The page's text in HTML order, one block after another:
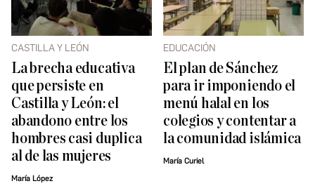
CASTILLA Y LEÓN
La brecha educativa
que persiste en
Castilla y León: el
abandono entre los
hombres casi duplica
al de las mujeres
María López
EDUCACIÓN
El plan de Sánchez
para ir imponiendo el
menú halal en los
colegios y contentar a
la comunidad islámica
María Curiel